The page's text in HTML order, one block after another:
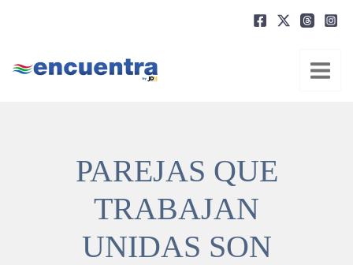
PAREJAS QUE
TRABAJAN
UNIDAS SON